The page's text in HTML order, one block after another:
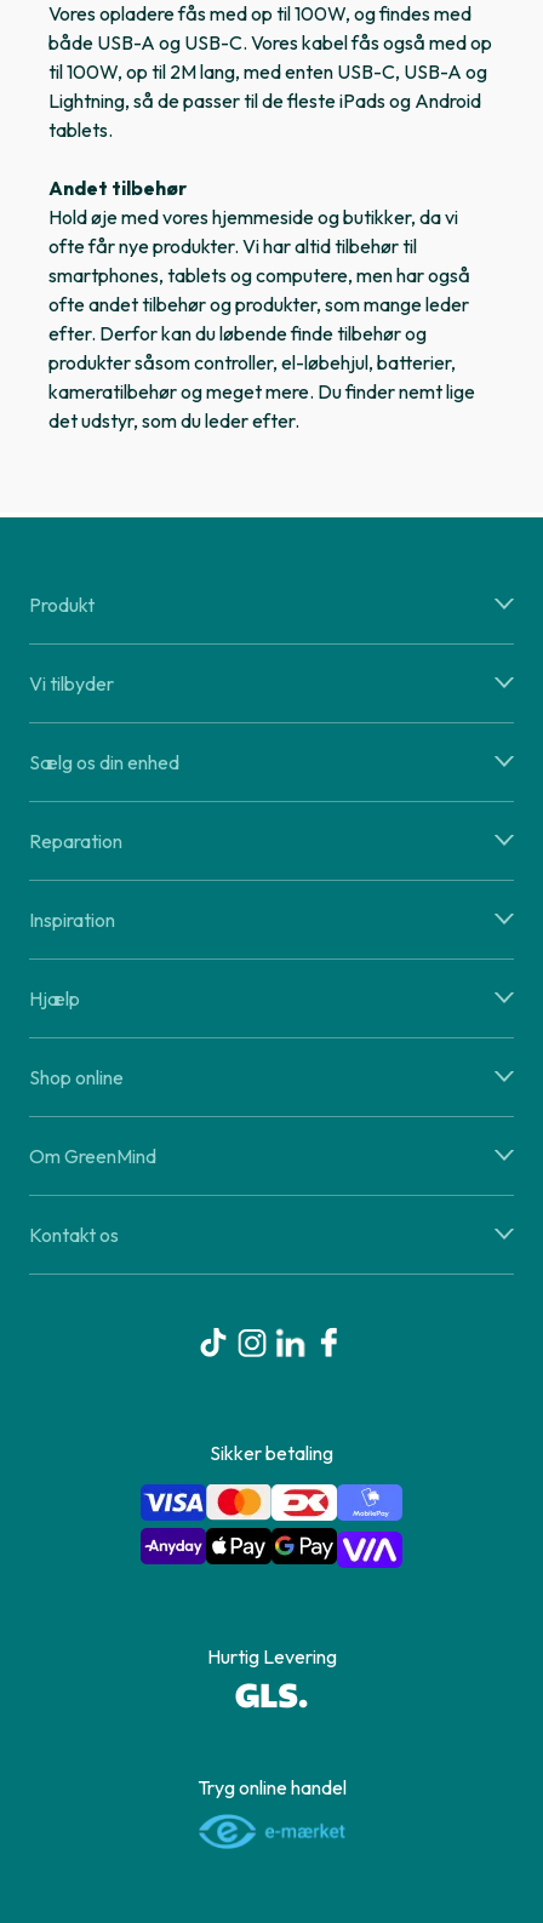
Vores opladere fås med op til 100W, og findes med
både USB-A og USB-C. Vores kabel fås også med op
til 100W, op til 2M lang, med enten USB-C, USB-A og
Lightning, så de passer til de fleste iPads og Android
tablets.
Andet tilbehør
Hold øje med vores hjemmeside og butikker, da vi
ofte får nye produkter. Vi har altid tilbehør til
smartphones, tablets og computere, men har også
ofte andet tilbehør og produkter, som mange leder
efter. Derfor kan du løbende finde tilbehør og
produkter såsom controller, el-løbehjul, batterier,
kameratilbehør og meget mere. Du finder nemt lige
det udstyr, som du leder efter.
Produkt
Vi tilbyder
Sælg os din enhed
Reparation
Inspiration
Hjælp
Shop online
Om GreenMind
Kontakt os
Sikker betaling
Hurtig Levering
Tryg online handel